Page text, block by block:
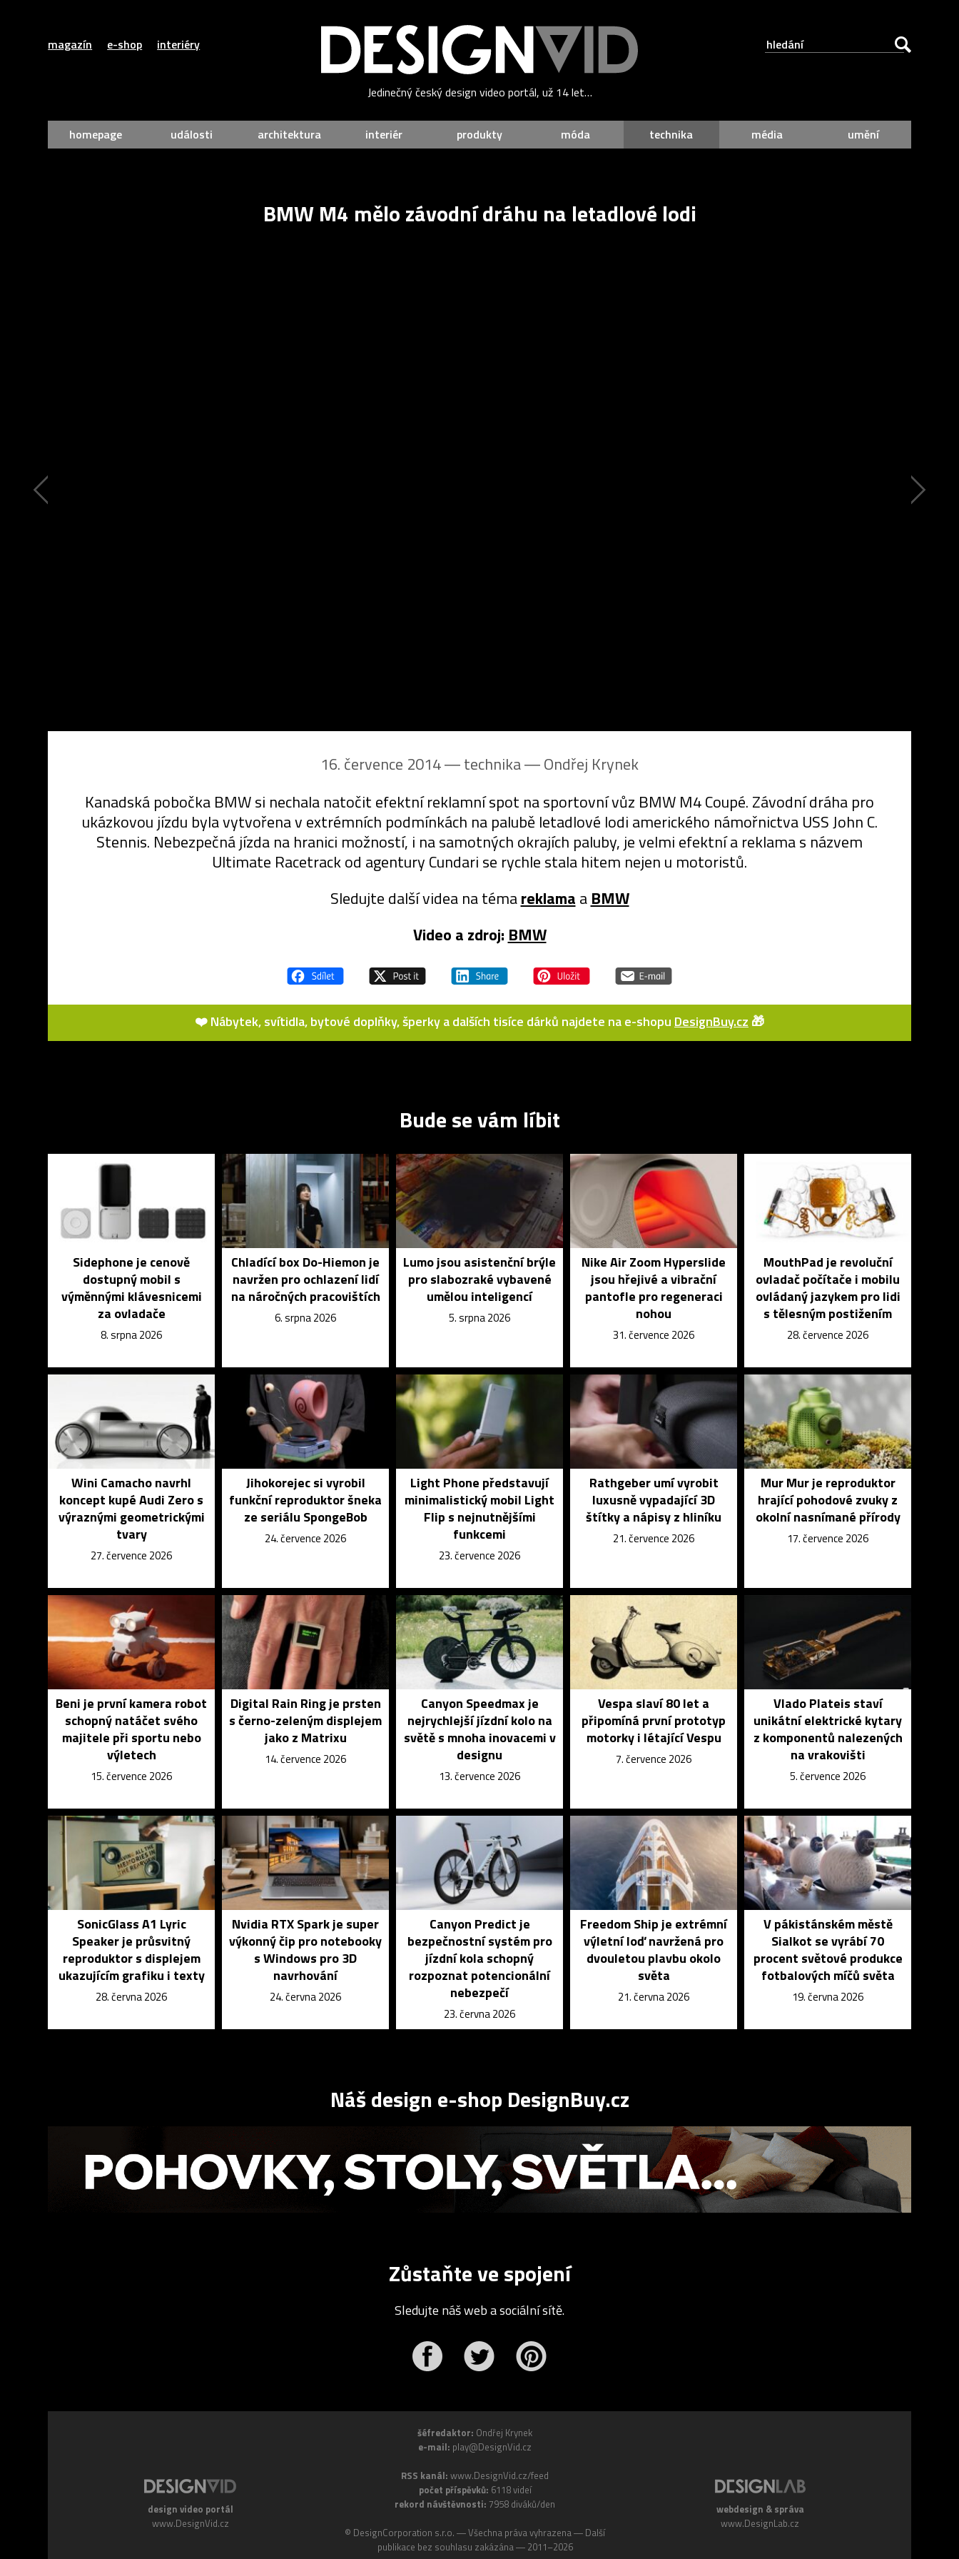
magazín e-shop interiéry
Jedinečný český design video portál, už 14 let…
homepage události architektura interiér produkty móda technika média umění
BMW M4 mělo závodní dráhu na letadlové lodi
16. července 2014 ― technika ―Ondřej Krynek
Kanadská pobočka BMW si nechala natočit efektní reklamní spot na sportovní vůz BMW M4 Coupé. Závodní dráha pro
ukázkovou jízdu byla vytvořena v extrémních podmínkách na palubě letadlové lodi amerického námořnictva USS John C.
Stennis. Nebezpečná jízda na hranici možností, i na samotných okrajích paluby, je velmi efektní a reklama s názvem
Ultimate Racetrack od agentury Cundari se rychle stala hitem nejen u motoristů.
Sledujte další videa na témareklama a BMW
Video a zdroj: BMW
❤️ Nábytek, svítidla, bytové doplňky, šperky a dalších tisíce dárků najdete na e-shopu DesignBuy.cz 🎁
Bude se vám líbit
Sidephone je cenově
dostupný mobil s
výměnnými klávesnicemi
za ovladače
8. srpna 2026
Chladící box Do-Hiemon je
navržen pro ochlazení lidí
na náročných pracovištích
6. srpna 2026
Lumo jsou asistenční brýle
pro slabozraké vybavené
umělou inteligencí
5. srpna 2026
Nike Air Zoom Hyperslide
jsou hřejivé a vibrační
pantofle pro regeneraci
nohou
31. července 2026
MouthPad je revoluční
ovladač počítače i mobilu
ovládaný jazykem pro lidi
s tělesným postižením
28. července 2026
Wini Camacho navrhl
koncept kupé Audi Zero s
výraznými geometrickými
tvary
27. července 2026
Jihokorejec si vyrobil
funkční reproduktor šneka
ze seriálu SpongeBob
24. července 2026
Light Phone představují
minimalistický mobil Light
Flip s nejnutnějšími
funkcemi
23. července 2026
Rathgeber umí vyrobit
luxusně vypadající 3D
štítky a nápisy z hliníku
21. července 2026
Mur Mur je reproduktor
hrající pohodové zvuky z
okolní nasnímané přírody
17. července 2026
Beni je první kamera robot
schopný natáčet svého
majitele při sportu nebo
výletech
15. července 2026
Digital Rain Ring je prsten
s černo-zeleným displejem
jako z Matrixu
14. července 2026
Canyon Speedmax je
nejrychlejší jízdní kolo na
světě s mnoha inovacemi v
designu
13. července 2026
Vespa slaví 80 let a
připomíná první prototyp
motorky i létající Vespu
7. července 2026
Vlado Plateis staví
unikátní elektrické kytary
z komponentů nalezených
na vrakovišti
5. července 2026
SonicGlass A1 Lyric
Speaker je průsvitný
reproduktor s displejem
ukazujícím grafiku i texty
28. června 2026
Nvidia RTX Spark je super
výkonný čip pro notebooky
s Windows pro 3D
navrhování
24. června 2026
Canyon Predict je
bezpečnostní systém pro
jízdní kola schopný
rozpoznat potencionální
nebezpečí
23. června 2026
Freedom Ship je extrémní
výletní loď navržená pro
dvouletou plavbu okolo
světa
21. června 2026
V pákistánském městě
Sialkot se vyrábí 70
procent světové produkce
fotbalových míčů světa
19. června 2026
Náš design e-shop DesignBuy.cz
Zůstaňte ve spojení
Sledujte náš web a sociální sítě.
design video portál
www.DesignVid.cz
šéfredaktor: Ondřej Krynek
e-mail: play@DesignVid.cz
RSS kanál: www.DesignVid.cz/feed
počet příspěvků: 6118 videí
rekord návštěvnosti: 7958 diváků/den
© DesignCorporation s.r.o. ― Všechna práva vyhrazena ― Další
publikace bez souhlasu zakázána ― 2011–2026
webdesign & správa
www.DesignLab.cz